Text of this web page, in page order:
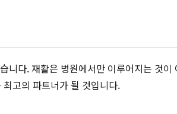
다. 재활은 병원에서만 이루어지는 것이
고의 파트너가 될 것입니다.